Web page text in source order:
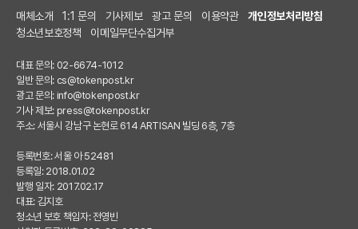
매체소개 1:1 문의 기사제보 광고 문의 이용약관
개인정보처리방침
청소년보호정책
이메일무단수집거부
대표 문의: 02-6674-1012
일반 문의: cs@tokenpost.kr
광고 문의: info@tokenpost.kr
기사 제보: press@tokenpost.kr
주소: 서울시 강남구 논현로 614 ARTISAN 빌딩 6층, 7층
등록번호: 서울 아 52481
등록일: 2018.01.02
발행 일자: 2017.02.17
대표: 김지호
청소년 보호 책임자: 전영빈